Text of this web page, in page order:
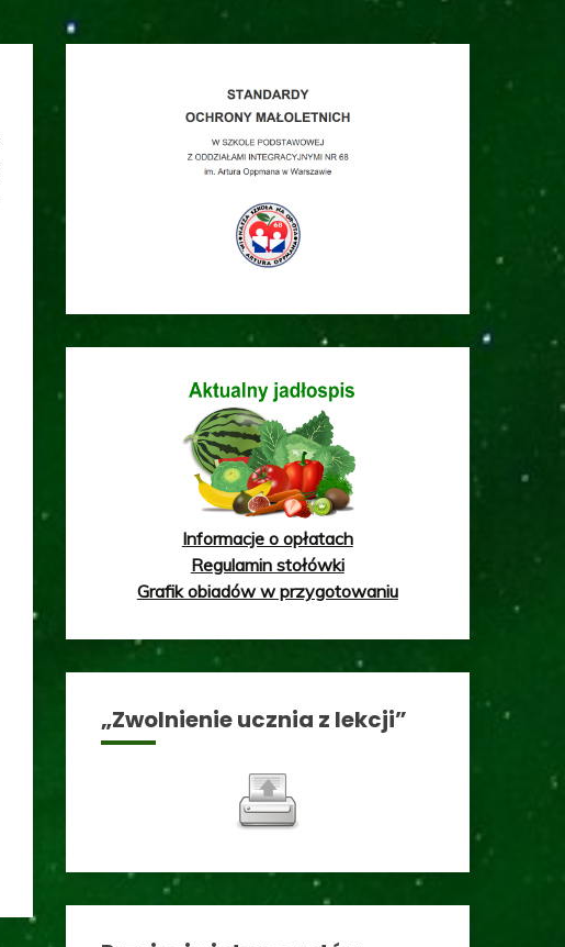
Informacje o opłatach
Regulamin stołówki
Grafik obiadów w przygotowaniu
„Zwolnienie ucznia z lekcji”